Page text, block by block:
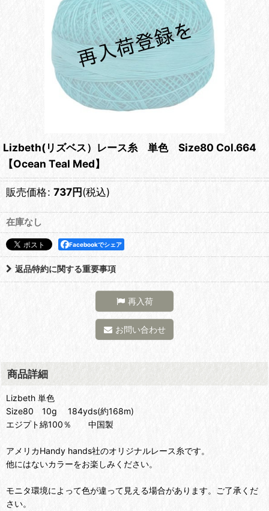
Lizbeth(リズベス）レース糸 単色 Size80 Col.664
【Ocean Teal Med】
販売価格: 737円(税込)
在庫なし
Facebookでシェア
返品特約に関する重要事項
再入荷
お問い合わせ
商品詳細
Lizbeth 単色
Size80 10g 184yds(約168m)
エジプト綿100％ 中国製
アメリカHandy hands社のオリジナルレース糸です。
他にはないカラーをお楽しみください。
モニタ環境によって色が違って見える場合があります。ご了承くだ
さい。